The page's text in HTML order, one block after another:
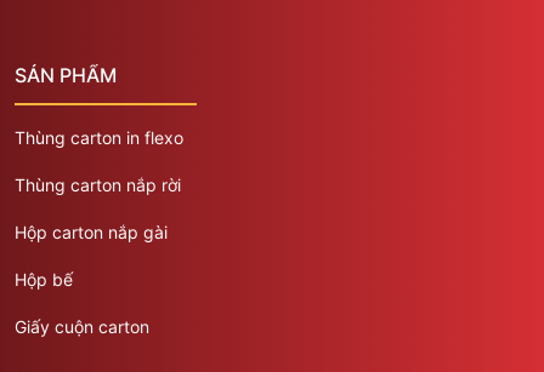
SẢN PHẨM
Thùng carton in flexo
Thùng carton nắp rời
Hộp carton nắp gài
Hộp bế
Giấy cuộn carton